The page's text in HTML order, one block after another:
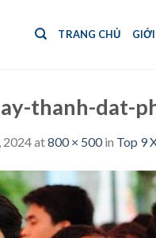
TRANG CHỦ
thanh-dat-
2024at800 × 500in Top 9